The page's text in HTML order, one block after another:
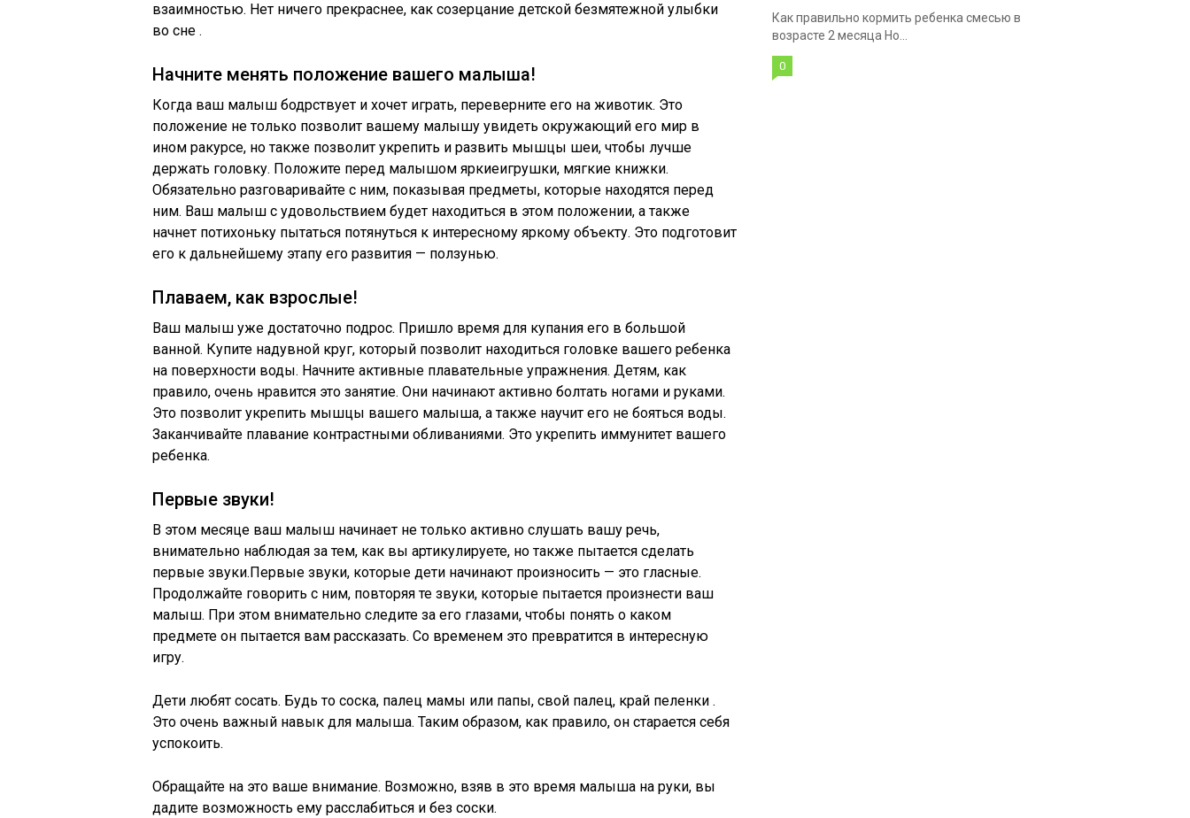
взаимностью. Нет ничего прекраснее, как созерцание детской безмятежной улыбки
во сне .
Начните менять положение вашего малыша!
Когда ваш малыш бодрствует и хочет играть, переверните его на животик. Это
положение не только позволит вашему малышу увидеть окружающий его мир в
ином ракурсе, но также позволит укрепить и развить мышцы шеи, чтобы лучше
держать головку. Положите перед малышом яркиеигрушки, мягкие книжки.
Обязательно разговаривайте с ним, показывая предметы, которые находятся перед
ним. Ваш малыш с удовольствием будет находиться в этом положении, а также
начнет потихоньку пытаться потянуться к интересному яркому объекту. Это подготовит
его к дальнейшему этапу его развития — ползунью.
Плаваем, как взрослые!
Ваш малыш уже достаточно подрос. Пришло время для купания его в большой
ванной. Купите надувной круг, который позволит находиться головке вашего ребенка
на поверхности воды. Начните активные плавательные упражнения. Детям, как
правило, очень нравится это занятие. Они начинают активно болтать ногами и руками.
Это позволит укрепить мышцы вашего малыша, а также научит его не бояться воды.
Заканчивайте плавание контрастными обливаниями. Это укрепить иммунитет вашего
ребенка.
Первые звуки!
В этом месяце ваш малыш начинает не только активно слушать вашу речь,
внимательно наблюдая за тем, как вы артикулируете, но также пытается сделать
первые звуки.Первые звуки, которые дети начинают произносить — это гласные.
Продолжайте говорить с ним, повторяя те звуки, которые пытается произнести ваш
малыш. При этом внимательно следите за его глазами, чтобы понять о каком
предмете он пытается вам рассказать. Со временем это превратится в интересную
игру.
Дети любят сосать. Будь то соска, палец мамы или папы, свой палец, край пеленки .
Это очень важный навык для малыша. Таким образом, как правило, он старается себя
успокоить.
Обращайте на это ваше внимание. Возможно, взяв в это время малыша на руки, вы
дадите возможность ему расслабиться и без соски.
Как правильно кормить ребенка смесью в
возрасте 2 месяца Но...
0